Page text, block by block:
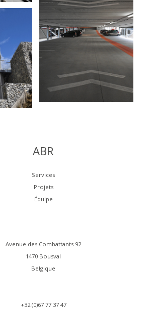
ABR
Services
Projets
Équipe
Avenue des Combattants 92
1470 Bousval
Belgique
+32 (0)67 77 37 47